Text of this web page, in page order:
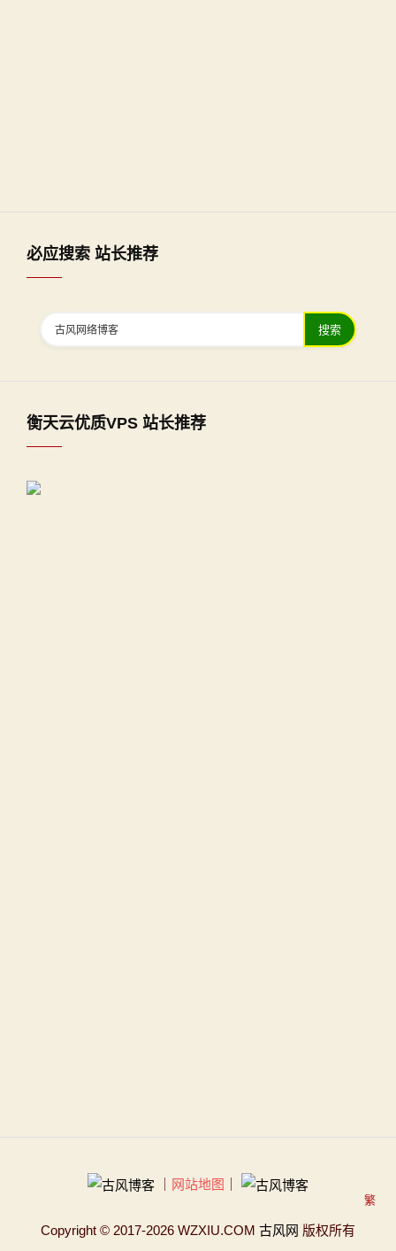
必应搜索 站长推荐
搜索
衡天云优质VPS 站长推荐
网站地图
Copyright © 2017-2026 WZXIU.COM 古风网 版权所有
繁